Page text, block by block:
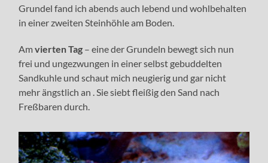
Grundel fand ich abends auch lebend und wohlbehalten
in einer zweiten Steinhöhle am Boden.
Amvierten Tag – eine der Grundeln bewegt sich nun
frei und ungezwungen in einer selbst gebuddelten
Sandkuhle und schaut mich neugierig und gar nicht
mehr ängstlich an . Sie siebt fleißig den Sand nach
Freßbaren durch.